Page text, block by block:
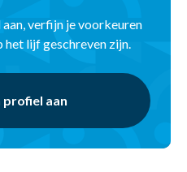
verfijn je voorkeuren
het lijf geschreven zijn.
profiel aan